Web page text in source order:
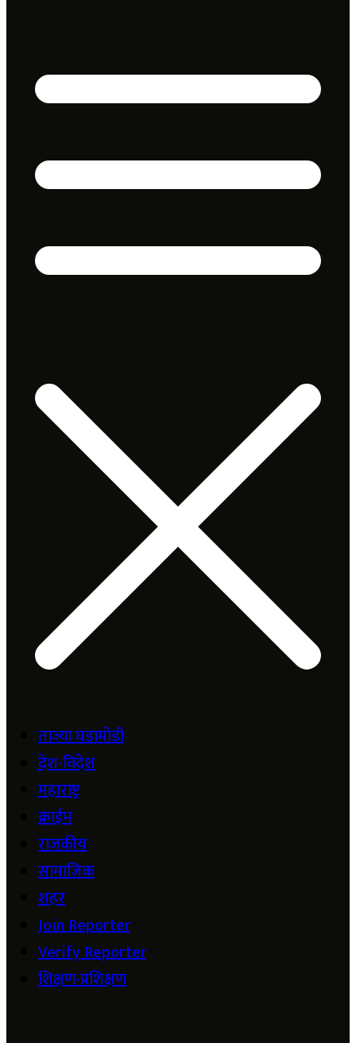
ताज्या घडामोडी
देश-विदेश
महाराष्ट्र
क्राईम
राजकीय
सामाजिक
शहर
Join Reporter
Verify Reporter
शिक्षण-प्रशिक्षण